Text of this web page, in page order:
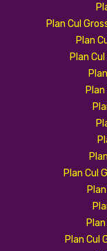
Plan Cul
Plan
Plan
Plan Cul
Plan Cul